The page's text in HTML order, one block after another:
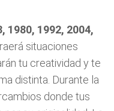
1980, 1992, 2004,
situaciones
tu creatividad y te
distinta. Durante la
donde tus